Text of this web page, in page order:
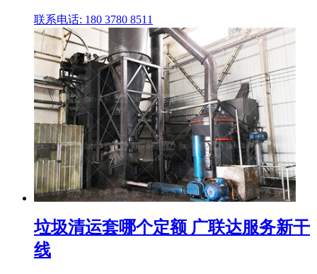
联系电话: 180 3780 8511
垃圾清运套哪个定额 广联达服务新干
线